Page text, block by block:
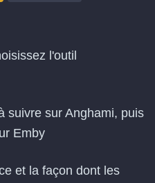
l'outil
suivre sur Anghami, puis
Emby
et la façon dont les